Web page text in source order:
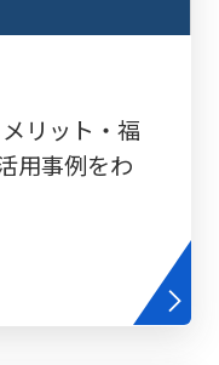
リット・福
用事例をわ